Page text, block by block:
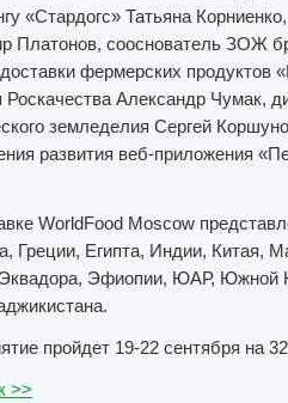
«Стардогс» Татьяна
Платонов, сооснователь ЗОЖ
фермерских продуктов
Роскачества Александр Чумак,
земледелия Сергей
развития веб-приложения
WorldFood Moscow
Греции, Египта, Индии, Китая,
Эфиопии, ЮАР, Южной
пройдет 19-22 сентября на
>>